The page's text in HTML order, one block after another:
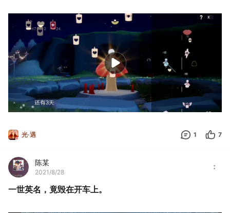
光·遇 1 7
陈某
2021/8/28
一世英名，竟毁在开车上。